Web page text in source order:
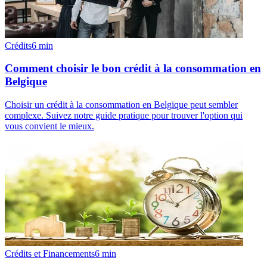
Crédits6 min
Comment choisir le bon crédit à la consommation en
Belgique
Choisir un crédit à la consommation en Belgique peut sembler
complexe. Suivez notre guide pratique pour trouver l'option qui
vous convient le mieux.
Crédits et Financements6 min